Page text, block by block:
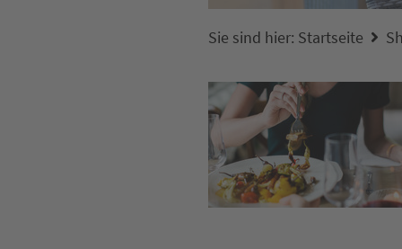
Sie sind hier: Startseite